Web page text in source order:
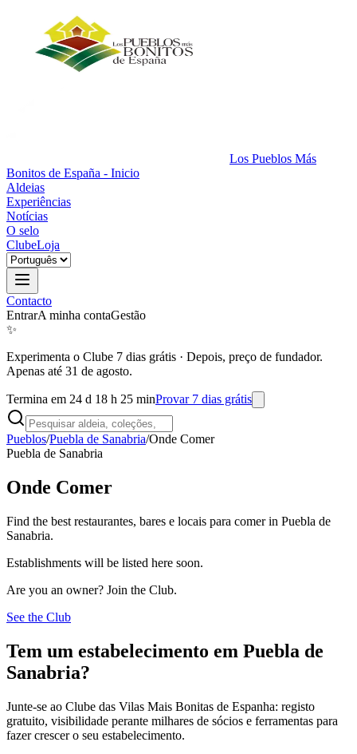
Los Pueblos Más
Bonitos de España - Inicio
Aldeias
Experiências
Notícias
O selo
ClubeLoja
Contacto
EntrarA minha contaGestão
✨
Experimenta o Clube 7 dias grátis · Depois, preço de fundador.
Apenas até 31 de agosto.
Termina em 24 d 18 h 25 minProvar 7 dias grátis
Pueblos/Puebla de Sanabria/Onde Comer
Puebla de Sanabria
Onde Comer
Find the best restaurantes, bares e locais para comer in Puebla de
Sanabria.
Establishments will be listed here soon.
Are you an owner? Join the Club.
See the Club
Tem um estabelecimento em Puebla de
Sanabria?
Junte-se ao Clube das Vilas Mais Bonitas de Espanha: registo
gratuito, visibilidade perante milhares de sócios e ferramentas para
fazer crescer o seu estabelecimento.